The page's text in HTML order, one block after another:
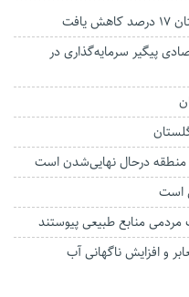
با ۱۱ هلدینگ اقتصادی پیگیر سرمایه‌گذاری در
منطقه درحال نهایی‌شدن است
است
و افزایش ناگهانی آب